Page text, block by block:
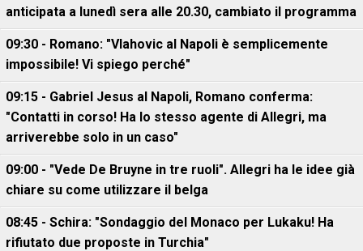
anticipata a lunedì sera alle 20.30, cambiato il programma
09:30 - Romano: "Vlahovic al Napoli è semplicemente
impossibile! Vi spiego perché"
09:15 - Gabriel Jesus al Napoli, Romano conferma:
"Contatti in corso! Ha lo stesso agente di Allegri, ma
arriverebbe solo in un caso"
09:00 - "Vede De Bruyne in tre ruoli". Allegri ha le idee già
chiare su come utilizzare il belga
08:45 - Schira: "Sondaggio del Monaco per Lukaku! Ha
rifiutato due proposte in Turchia"